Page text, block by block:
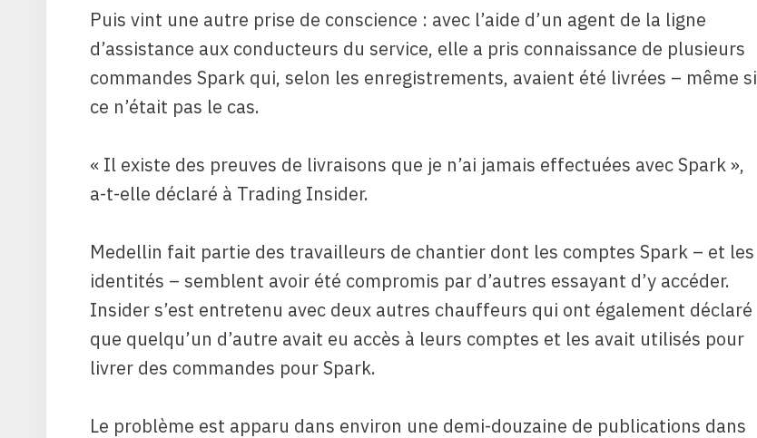
Puis vint une autre prise de conscience : avec l’aide d’un agent de la ligne
d’assistance aux conducteurs du service, elle a pris connaissance de plusieurs
commandes Spark qui, selon les enregistrements, avaient été livrées – même si
ce n’était pas le cas.
« Il existe des preuves de livraisons que je n’ai jamais effectuées avec Spark »,
a-t-elle déclaré à Trading Insider.
Medellin fait partie des travailleurs de chantier dont les comptes Spark – et les
identités – semblent avoir été compromis par d’autres essayant d’y accéder.
Insider s’est entretenu avec deux autres chauffeurs qui ont également déclaré
que quelqu’un d’autre avait eu accès à leurs comptes et les avait utilisés pour
livrer des commandes pour Spark.
Le problème est apparu dans environ une demi-douzaine de publications dans